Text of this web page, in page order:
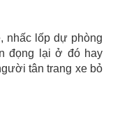
nhấc lốp dự phòng
đọng lại ở đó hay
tân trang xe bỏ